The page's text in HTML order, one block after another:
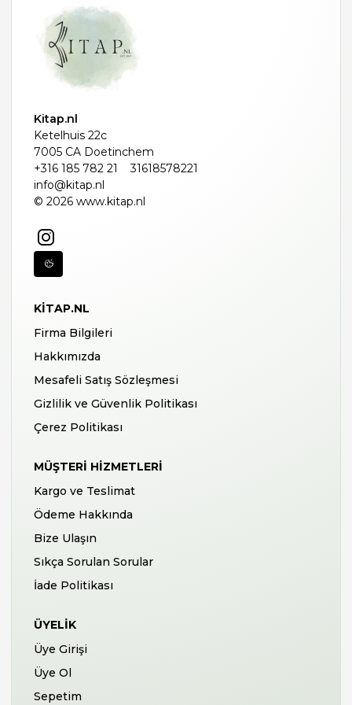
Kitap.nl
Ketelhuis 22c
7005 CA Doetinchem
+316 185 782 21
31618578221
info@kitap.nl
© 2026 www.kitap.nl
KITAP.NL
Firma Bilgileri
Hakkımızda
Mesafeli Satış Sözleşmesi
Gizlilik ve Güvenlik Politikası
Çerez Politikası
MÜŞTERI HIZMETLERI
Kargo ve Teslimat
Ödeme Hakkında
Bize Ulaşın
Sıkça Sorulan Sorular
İade Politikası
ÜYELIK
Üye Girişi
Üye Ol
Sepetim